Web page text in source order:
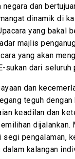
dan
dinamik di
yang bakal
majlis
yang akan
sukan dari seluruh
dan
teguh
keadilan dan
dijalankan.
pengalaman,
kalangan